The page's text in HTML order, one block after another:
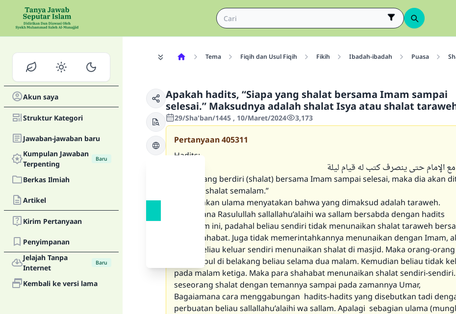
Akun saya
Struktur Kategori
Jawaban-jawaban baru
Kumpulan Jawaban
Terpenting
Baru
Berkas Ilmiah
Artikel
Kirim Pertanyaan
Penyimpanan
Jelajah Tanpa
Internet
Baru
Kembali ke versi lama
Tema Fiqih dan Usul Fiqih Fikih Ibadah-ibadah Puasa
Apakah hadits, “Siapa yang shalat bersama Imam sampai
selesai.” Maksudnya adalah shalat Isya atau shalat
29/Sha'ban/1445 , 10/Maret/2024 3,173
Pertanyaan405311
Hadits:
الإمام حتى ينصرف كتب له قيام ليلة
“Siapa yang berdiri (shalat) bersama Imam sampai selesai, maka dia akan
baginya shalat semalam.”
Kebanyakan ulama menyatakan bahwa yang dimaksud adalah taraweh.
Bagaimana Rasulullah sallallahu’alaihi wa sallam bersabda dengan hadits
semacam ini, padahal beliau sendiri tidak menunaikan shalat taraweh
para shahabat. Juga tidak memerintahkannya menunaikan dengan Imam,
tetapi beliau keluar sendiri menunaikan shalat di masjid. Maka orang-
berkumpul di belakang beliau selama dua malam. Kemudian beliau tidak
pada malam ketiga. Maka para shahabat menunaikan shalat sendiri-
seseorang shalat dengan temannya sampai pada zamannya Umar,
Bagaiamana cara menggabungan hadits-hadits yang disebutkan tadi
perbuatan beliau sallallahu’alaihi wa sallam. Apalagi sebagian ulama